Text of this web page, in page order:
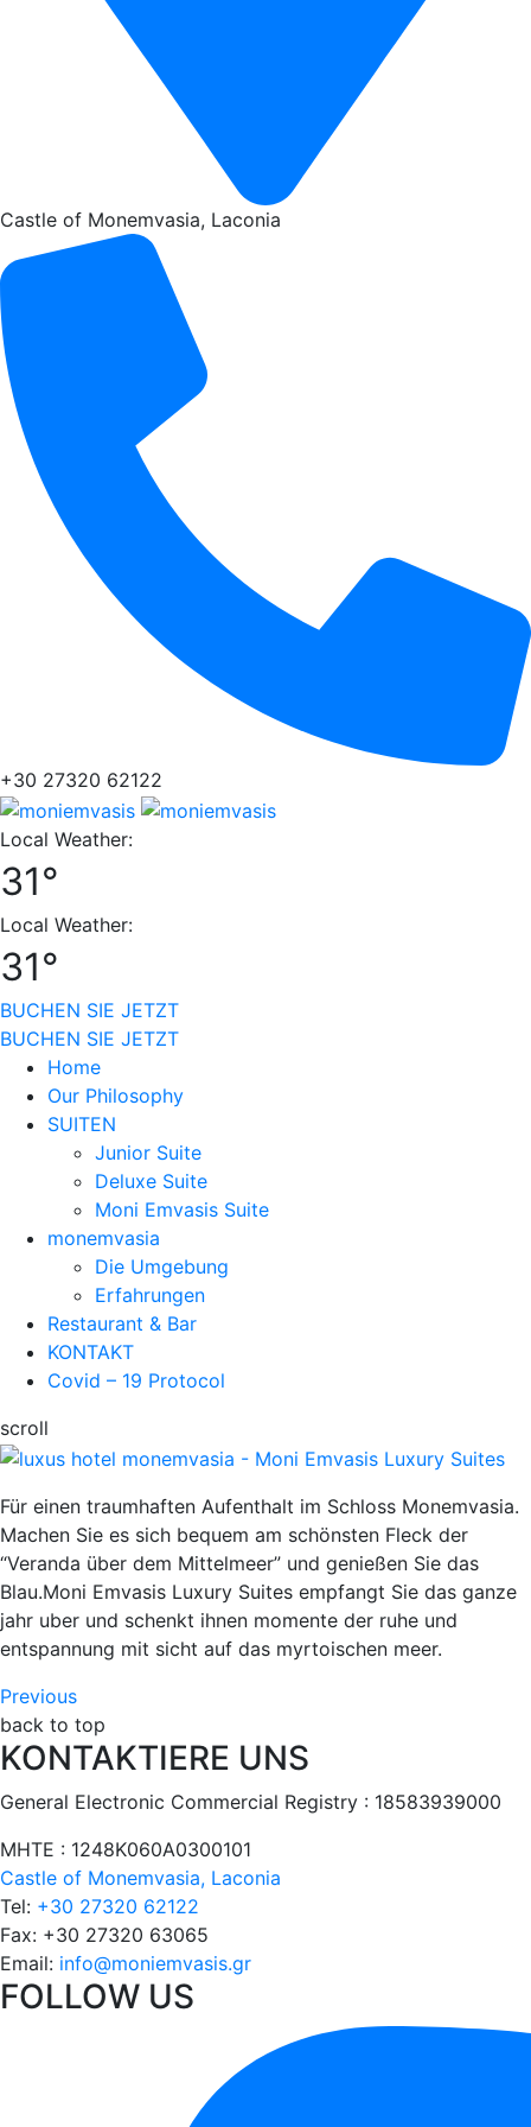
Castle of Monemvasia, Laconia
+30 27320 62122
Local Weather:
31°
Local Weather:
31°
BUCHEN SIE JETZT
BUCHEN SIE JETZT
Home
Our Philosophy
SUITEN
Junior Suite
Deluxe Suite
Moni Emvasis Suite
monemvasia
Die Umgebung
Erfahrungen
Restaurant & Bar
KONTAKT
Covid – 19 Protocol
scroll
Für einen traumhaften Aufenthalt im Schloss Monemvasia.
Machen Sie es sich bequem am schönsten Fleck der
“Veranda über dem Mittelmeer” und genießen Sie das
Blau.Moni Emvasis Luxury Suites empfangt Sie das ganze
jahr uber und schenkt ihnen momente der ruhe und
entspannung mit sicht auf das myrtoischen meer.
Beitrags-
Navigation
PreviousPrevious
post:
Exterior
Moni
Emvasis
Luxury
Suites
back to top
KONTAKTIERE UNS
General Electronic Commercial Registry : 18583939000
ΜΗΤΕ : 1248Κ060Α0300101
Castle of Monemvasia, Laconia
Tel: +30 27320 62122
Fax: +30 27320 63065
Email: info@moniemvasis.gr
FOLLOW US